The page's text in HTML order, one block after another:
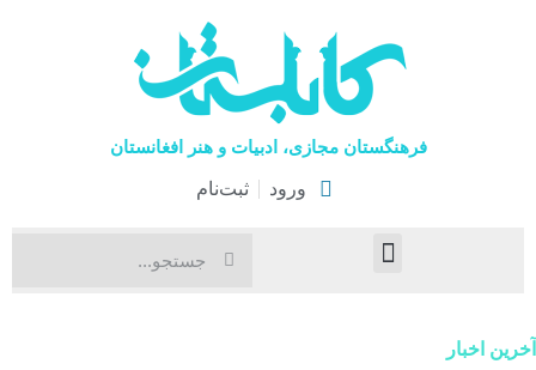
فرهنگستان مجازی، ادبیات و هنر افغانستان
ورود ثبت‌نام
اخبار